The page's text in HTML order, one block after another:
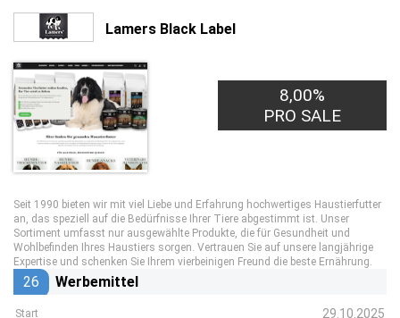
Lamers Black Label
8,00%
PRO SALE
Seit 1990 bieten wir mit viel Liebe und Erfahrung hochwertiges Haustierfutter
an, das speziell auf die Bedürfnisse Ihrer Tiere abgestimmt ist. Unser
Sortiment umfasst nur ausgewählte Produkte, die für Gesundheit und
Wohlbefinden Ihres Haustiers sorgen. Vertrauen Sie auf unsere langjährige
Expertise und schenken Sie Ihrem vierbeinigen Freund die beste Ernährung.
26 Werbemittel
Start 29.10.2025